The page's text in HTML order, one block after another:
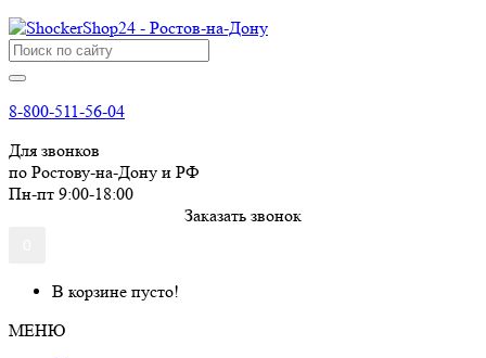
8-800-511-56-04
Для звонков
по Ростову-на-Дону и РФ
Пн-пт 9:00-18:00
Заказать звонок
В корзине пусто!
МЕНЮ